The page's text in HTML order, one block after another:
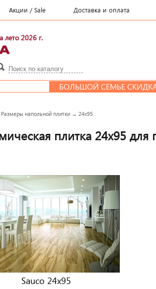
Акции / Sale Доставка и оплата
лето 2026 г.
БОЛЬШОЙ СЕМЬЕ СКИДКА
Размеры напольной плитки →24x95
плитка 24x95 для
Sauco 24x95